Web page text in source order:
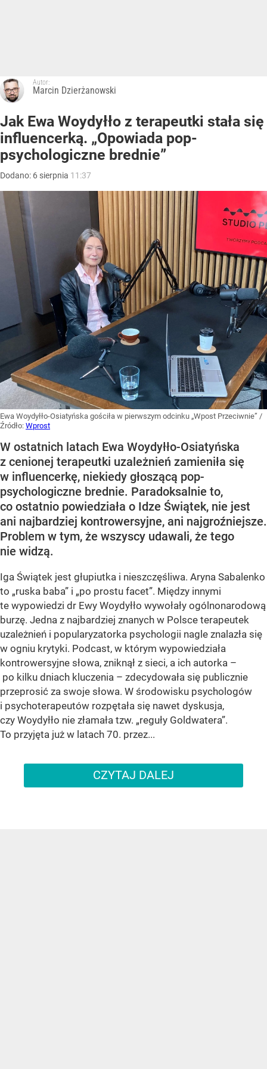
Autor:
Marcin Dzierżanowski
Jak Ewa Woydyłło z terapeutki stała się
influencerką. „Opowiada pop-
psychologiczne brednie”
Dodano: 6 sierpnia 11:37
Ewa Woydyłło-Osiatyńska gościła w pierwszym odcinku „Wpost Przeciwnie” /
Źródło: Wprost
W ostatnich latach Ewa Woydyłło-Osiatyńska
z cenionej terapeutki uzależnień zamieniła się
w influencerkę, niekiedy głoszącą pop-
psychologiczne brednie. Paradoksalnie to,
co ostatnio powiedziała o Idze Świątek, nie jest
ani najbardziej kontrowersyjne, ani najgroźniejsze.
Problem w tym, że wszyscy udawali, że tego
nie widzą.
Iga Świątek jest głupiutka i nieszczęśliwa. Aryna Sabalenko
to „ruska baba” i „po prostu facet”. Między innymi
te wypowiedzi dr Ewy Woydyłło wywołały ogólnonarodową
burzę. Jedna z najbardziej znanych w Polsce terapeutek
uzależnień i popularyzatorka psychologii nagle znalazła się
w ogniu krytyki. Podcast, w którym wypowiedziała
kontrowersyjne słowa, zniknął z sieci, a ich autorka –
po kilku dniach kluczenia – zdecydowała się publicznie
przeprosić za swoje słowa. W środowisku psychologów
i psychoterapeutów rozpętała się nawet dyskusja,
czy Woydyłło nie złamała tzw. „reguły Goldwatera”.
To przyjęta już w latach 70. przez...
CZYTAJ DALEJ